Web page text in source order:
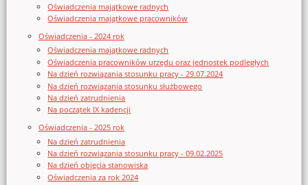
Oświadczenia majątkowe radnych
Oświadczenia majątkowe pracowników
Oświadczenia - 2024 rok
Oświadczenia majątkowe radnych
Oświadczenia pracowników urzędu oraz jednostek podległych
Na dzień rozwiązania stosunku pracy - 29.07.2024
Na dzień rozwiązania stosunku służbowego
Na dzień zatrudnienia
Na początek IX kadencji
Oświadczenia - 2025 rok
Na dzień zatrudnienia
Na dzień rozwiązania stosunku pracy - 09.02.2025
Na dzień objęcia stanowiska
Oświadczenia za rok 2024